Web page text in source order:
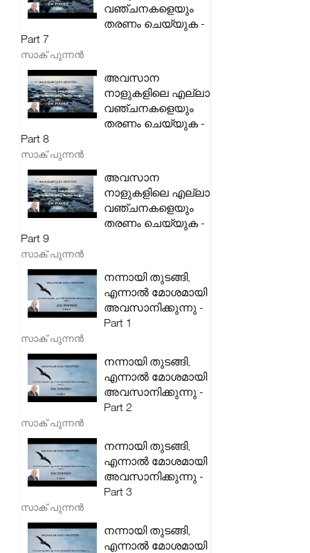
വഞ്ചനകളെയും
തരണം ചെയ്യുക -
Part 7
സാക് പുന്നൻ
അവസാന
നാളുകളിലെ എല്ലാ
വഞ്ചനകളെയും
തരണം ചെയ്യുക -
Part 8
സാക് പുന്നൻ
അവസാന
നാളുകളിലെ എല്ലാ
വഞ്ചനകളെയും
തരണം ചെയ്യുക -
Part 9
സാക് പുന്നൻ
നന്നായി തുടങ്ങി,
എന്നാൽ മോശമായി
അവസാനിക്കുന്നു -
Part 1
സാക് പുന്നൻ
നന്നായി തുടങ്ങി,
എന്നാൽ മോശമായി
അവസാനിക്കുന്നു -
Part 2
സാക് പുന്നൻ
നന്നായി തുടങ്ങി,
എന്നാൽ മോശമായി
അവസാനിക്കുന്നു -
Part 3
സാക് പുന്നൻ
നന്നായി തുടങ്ങി,
എന്നാൽ മോശമായി